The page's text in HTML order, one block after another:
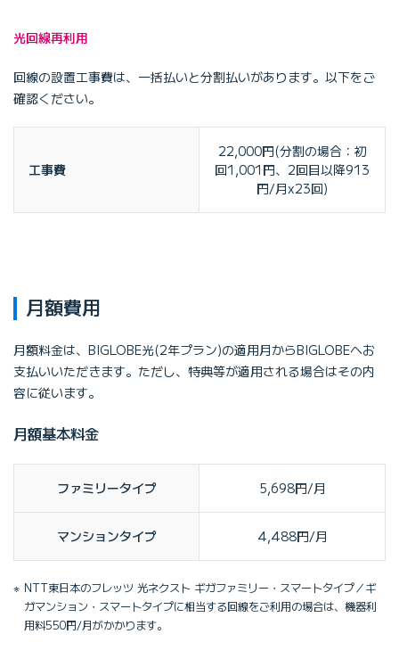
光回線再利用
回線の設置工事費は、一括払いと分割払いがあります。以下をご
確認ください。
工事費
22,000円(分割の場合：初
回1,001円、2回目以降913
円/月x23回)
月額費用
月額料金は、BIGLOBE光(2年プラン)の適用月からBIGLOBEへお
支払いいただきます。ただし、特典等が適用される場合はその内
容に従います。
月額基本料金
ファミリータイプ 5,698円/月
マンションタイプ 4,488円/月
NTT東日本のフレッツ 光ネクスト ギガファミリー・スマートタイプ／ギ
ガマンション・スマートタイプに相当する回線をご利用の場合は、機器利
用料550円/月がかかります。